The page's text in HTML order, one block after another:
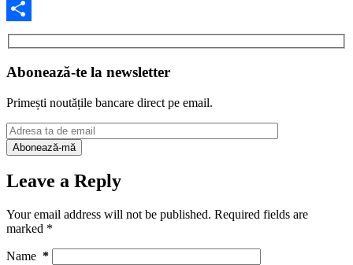
Facebook
Share
Abonează-te la newsletter
Primești noutățile bancare direct pe email.
Leave a Reply
Your email address will not be published. Required fields are
marked *
Name *